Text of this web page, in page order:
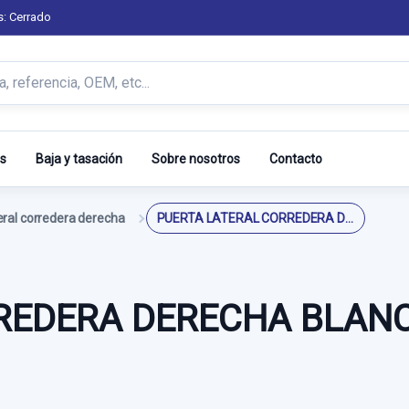
Cerrado
Baja y tasación Sobre nosotros Contacto
corredera derecha PUERTA LATERAL CORREDERA DERECHA BLANCO
DERECHA